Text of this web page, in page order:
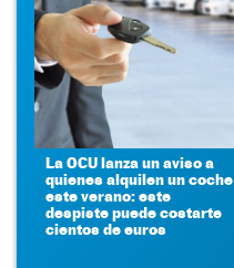
La OCU lanza un aviso a
quienes alquilen un coche
este verano: este
despiste puede costarte
cientos de euros